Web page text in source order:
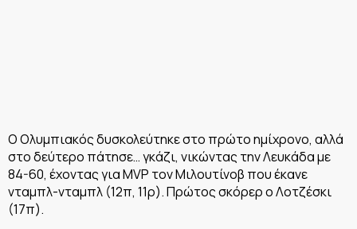
Ο Ολυμπιακός δυσκολεύτηκε στο πρώτο ημίχρονο, αλλά
στο δεύτερο πάτησε… γκάζι, νικώντας την Λευκάδα με
84-60, έχοντας για MVP τον Μιλουτίνοβ που έκανε
νταμπλ-νταμπλ (12π, 11ρ). Πρώτος σκόρερ ο Λοτζέσκι
(17π).